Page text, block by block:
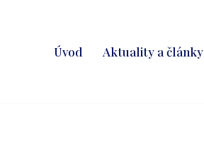
Úvod Aktuality a články